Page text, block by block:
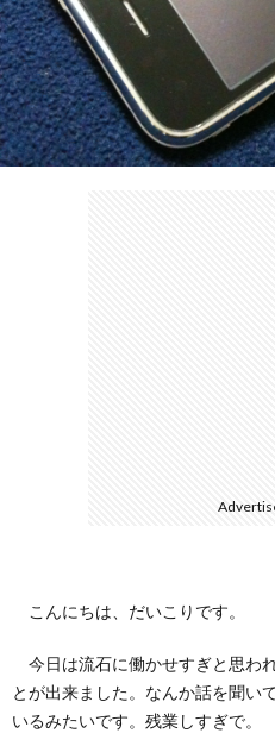
こんにちは、だいこりです。
今日は流石に働かせすぎと思わ
とが出来ました。なんか話を聞い
いるみたいです。残業しすぎで。